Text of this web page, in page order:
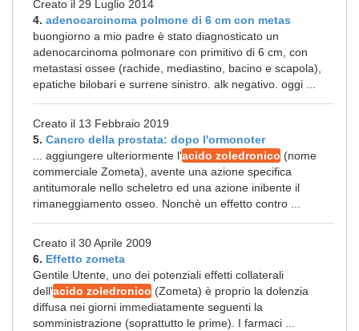
Creato il 29 Luglio 2014
4. adenocarcinoma polmone di 6 cm con metas
buongiorno a mio padre è stato diagnosticato un
adenocarcinoma polmonare con primitivo di 6 cm, con
metastasi ossee (rachide, mediastino, bacino e scapola),
epatiche bilobari e surrene sinistro. alk negativo. oggi ...
Creato il 13 Febbraio 2019
5. Cancro della prostata: dopo l'ormonoter
... aggiungere ulteriormente l'acido zoledronico (nome
commerciale Zometa), avente una azione specifica
antitumorale nello scheletro ed una azione inibente il
rimaneggiamento osseo. Nonchè un effetto contro ...
Creato il 30 Aprile 2009
6. Effetto zometa
Gentile Utente, uno dei potenziali effetti collaterali
dell'acido zoledronico (Zometa) è proprio la dolenzia
diffusa nei giorni immediatamente seguenti la
somministrazione (soprattutto le prime). I farmaci ...